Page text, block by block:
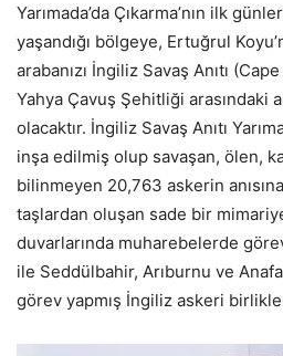
Yarımada’da Çıkarma’nın ilk
yaşandığı bölgeye, Ertuğrul
arabanızı İngiliz Savaş Anıtı
Yahya Çavuş Şehitliği arasındaki
olacaktır. İngiliz Savaş Anıtı
inşa edilmiş olup savaşan, ölen,
bilinmeyen 20,763 askerin
taşlardan oluşan sade bir
duvarlarında muharebelerde
ile Seddülbahir, Arıburnu ve
görev yapmış İngiliz askeri